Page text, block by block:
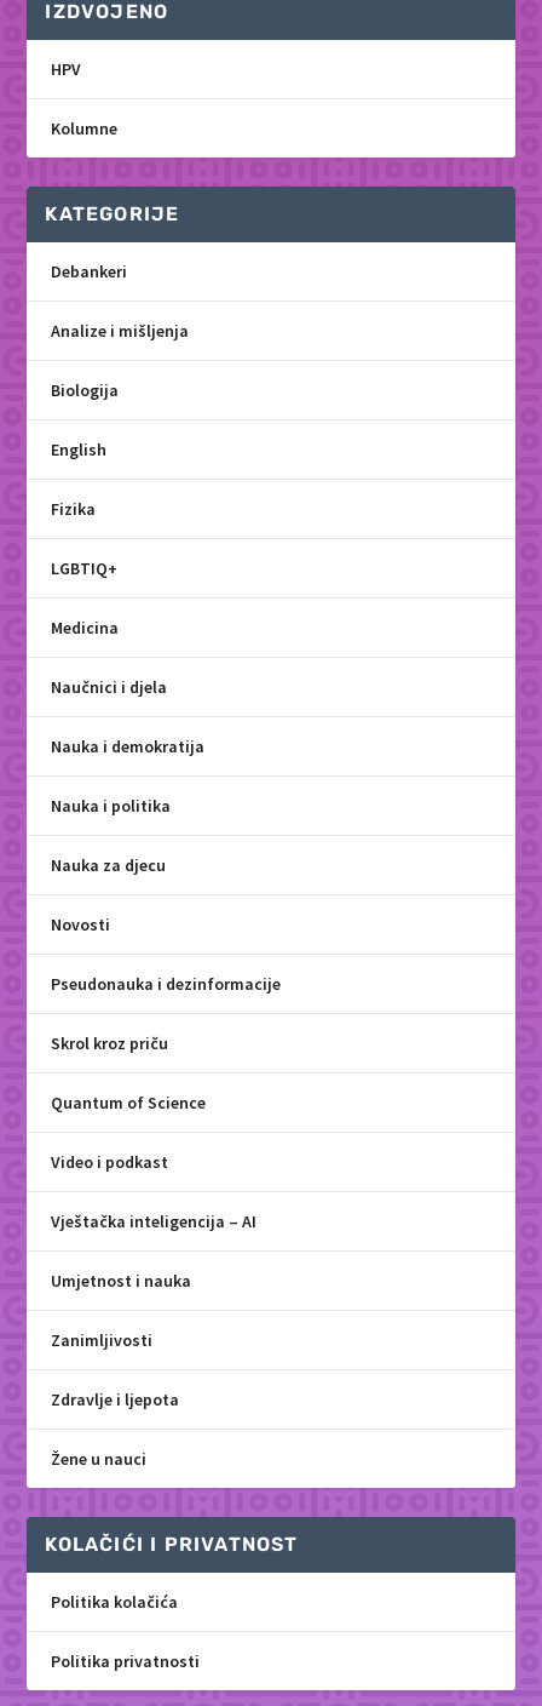
IZDVOJENO
HPV
Kolumne
KATEGORIJE
Debankeri
Analize i mišljenja
Biologija
English
Fizika
LGBTIQ+
Medicina
Naučnici i djela
Nauka i demokratija
Nauka i politika
Nauka za djecu
Novosti
Pseudonauka i dezinformacije
Skrol kroz priču
Quantum of Science
Video i podkast
Vještačka inteligencija – AI
Umjetnost i nauka
Zanimljivosti
Zdravlje i ljepota
Žene u nauci
KOLAČIĆI I PRIVATNOST
Politika kolačića
Politika privatnosti